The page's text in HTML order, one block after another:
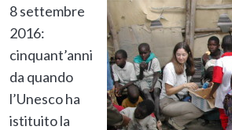
8 settembre
2016:
cinquant’anni
da quando
l’Unesco ha
istituito la